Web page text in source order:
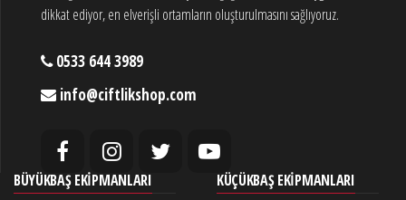
dikkat ediyor, en elverişli ortamların oluşturulmasını sağlıyoruz.
0533 644 3989
info@ciftlikshop.com
BÜYÜKBAŞ EKIPMANLARI
KÜÇÜKBAŞ EKIPMANLARI